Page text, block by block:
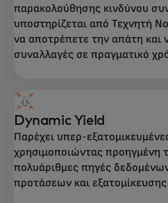
παρακολούθησης κινδύνου
υποστηρίζεται από Τεχνητή
να αποτρέπετε την απάτη και
συναλλαγές σε πραγματικό
Dynamic Yield
Παρέχει υπερ-
χρησιμοποιώντας προηγμένη
πολυάριθμες πηγές
προτάσεων και